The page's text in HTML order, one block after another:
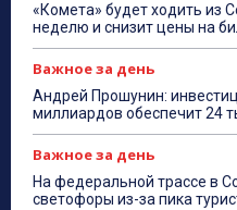
«Комета» будет ходить из
неделю и снизит цены на
Важное за день
Андрей Прошунин:
миллиардов обеспечит 24
Важное за день
На федеральной трассе в
светофоры из-за пика